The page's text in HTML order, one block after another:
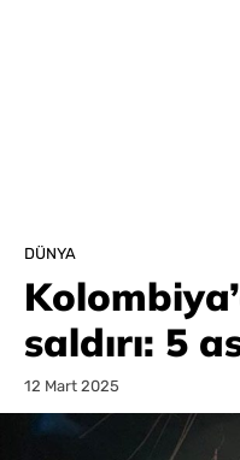
DÜNYA
saldırı: 5
12 Mart 2025